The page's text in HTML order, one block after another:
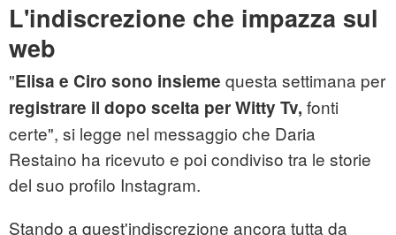
L'indiscrezione che impazza sul
web
"Elisa e Ciro sono insieme questa settimana per
registrare il dopo scelta per Witty Tv, fonti
certe", si legge nel messaggio che Daria
Restaino ha ricevuto e poi condiviso tra le storie
del suo profilo Instagram.
Stando a quest'indiscrezione ancora tutta da